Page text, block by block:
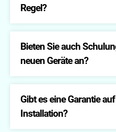
Regel?
Die Dauer hängt vom
spezifischen
gerne im Voraus über den
Bieten Sie auch
neuen Geräte an?
Selbstverständlich bieten
in die Bedienung und
Gibt es eine Garantie
Installation?